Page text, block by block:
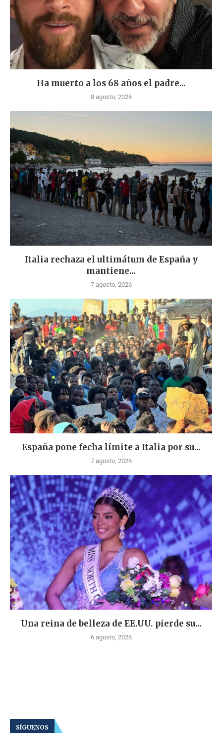
Ha muerto a los 68 años el padre...
8 agosto, 2026
Italia rechaza el ultimátum de España y
mantiene...
7 agosto, 2026
España pone fecha límite a Italia por su...
7 agosto, 2026
Una reina de belleza de EE.UU. pierde su...
6 agosto, 2026
SÍGUENOS